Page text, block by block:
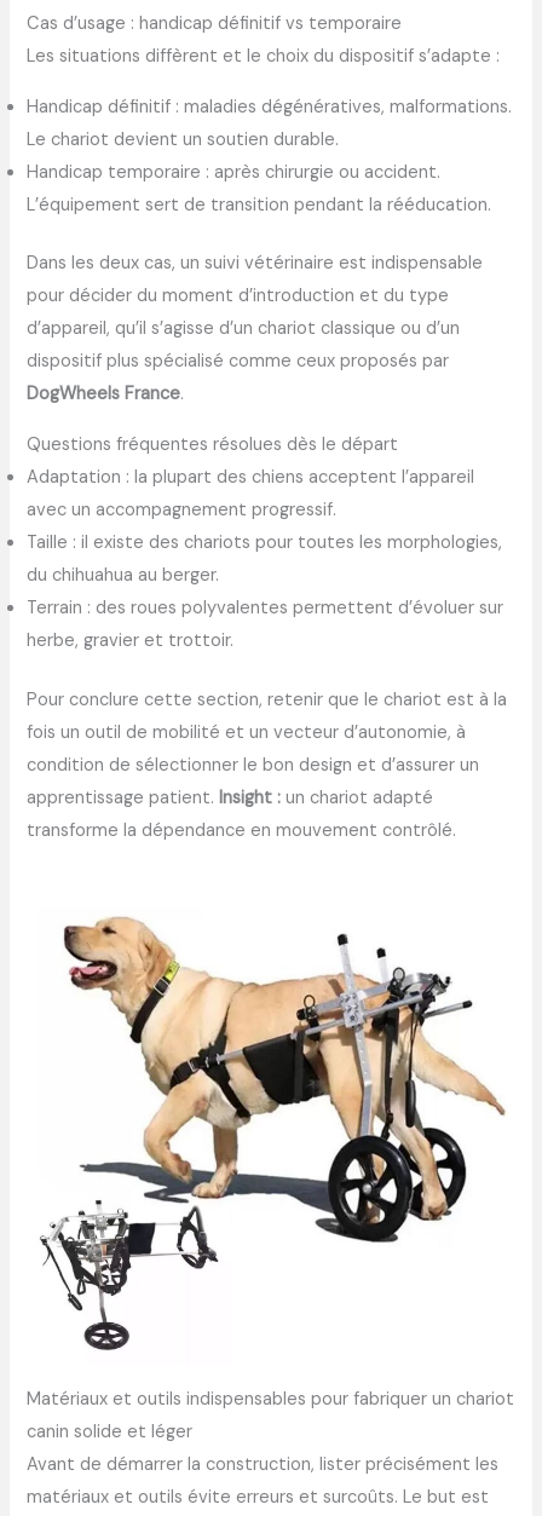
Cas d’usage : handicap définitif vs temporaire
Les situations diffèrent et le choix du dispositif s’adapte :
Handicap définitif : maladies dégénératives, malformations.
Le chariot devient un soutien durable.
Handicap temporaire : après chirurgie ou accident.
L’équipement sert de transition pendant la rééducation.
Dans les deux cas, un suivi vétérinaire est indispensable
pour décider du moment d’introduction et du type
d’appareil, qu’il s’agisse d’un chariot classique ou d’un
dispositif plus spécialisé comme ceux proposés par
DogWheels France.
Questions fréquentes résolues dès le départ
Adaptation : la plupart des chiens acceptent l’appareil
avec un accompagnement progressif.
Taille : il existe des chariots pour toutes les morphologies,
du chihuahua au berger.
Terrain : des roues polyvalentes permettent d’évoluer sur
herbe, gravier et trottoir.
Pour conclure cette section, retenir que le chariot est à la
fois un outil de mobilité et un vecteur d’autonomie, à
condition de sélectionner le bon design et d’assurer un
apprentissage patient.Insight : un chariot adapté
transforme la dépendance en mouvement contrôlé.
Matériaux et outils indispensables pour fabriquer un chariot
canin solide et léger
Avant de démarrer la construction, lister précisément les
matériaux et outils évite erreurs et surcoûts. Le but est